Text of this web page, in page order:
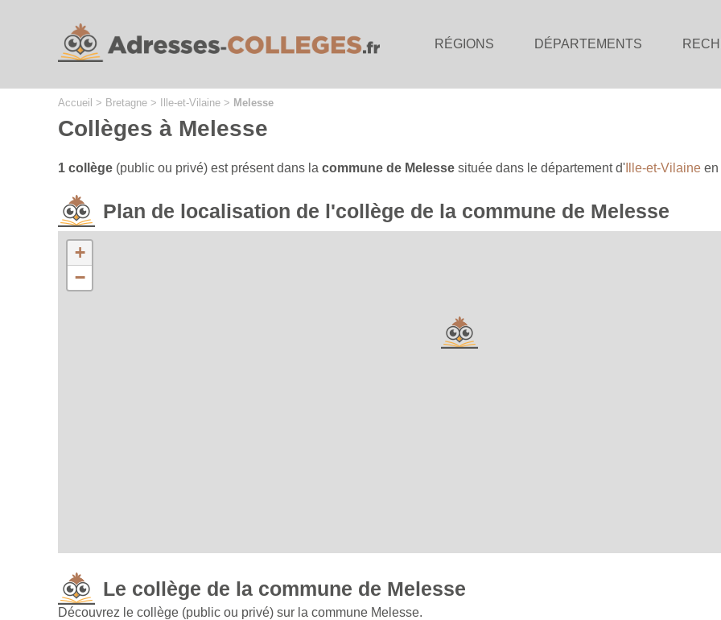
RÉGIONS DÉPARTEMENTS
Accueil > Bretagne > Ille-et-Vilaine > Melesse
Collèges à Melesse
1 collège (public ou privé) est présent dans la commune de Melesse située dans le département d' Ille-et-Vilaine en
Plan de localisation de l'collège de la commune de Melesse
+
−
Le collège de la commune de Melesse
Découvrez le collège (public ou privé) sur la commune Melesse.